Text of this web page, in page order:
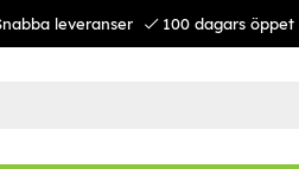
leveranser 100 dagars öppet